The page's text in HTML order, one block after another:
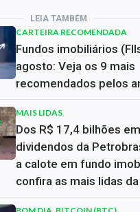
LEIA TAMBÉM
CARTEIRA RECOMENDADA
Fundos imobiliários
agosto: Veja os 9 mais
recomendados pelos
MAIS LIDAS
Dos R$ 17,4 bilhões em
dividendos da
a calote em fundo
confira as mais lidas